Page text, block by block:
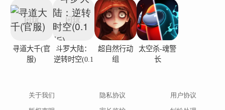
费版)
寻道大千(官
服)
斗罗大陆：
逆转时空(0.1
超自然行动
组
太空杀-魂警
长
关于我们 隐私协议
用户协议